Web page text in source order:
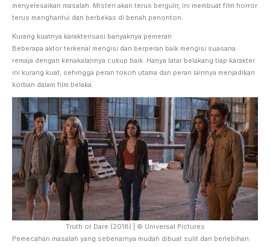
menyelesaikan masalah. Misteri akan terus bergulir, ini membuat film horror
terus menghantui dan berbekas di benah penonton.
Kurang kuatnya karakterisasi banyaknya pemeran
Beberapa aktor terkenal mengisi dan berperan baik mengisi suasana
remaja dengan kenakalannya cukup baik. Hanya latar belakang tiap karakter
ini kurang kuat, sehingga peran tokoh utama dan peran lainnya menjadikan
korban dalam film belaka.
Truth or Dare (2018) | © Universal Pictures
Pemecahan masalah yang sebenarnya mudah dibuat sulit dan berlebihan.